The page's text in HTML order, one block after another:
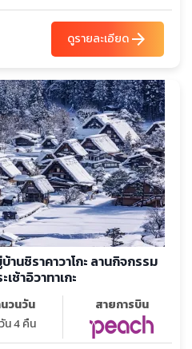
ดูรายละเอียดarrow_forward
นชิราคาวาโกะ ลานกิจกรรม
ช้าอิวาทาเกะ
วนวัน
น 4 คืน
สายการบิน